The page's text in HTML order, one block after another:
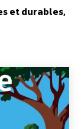
et durables,